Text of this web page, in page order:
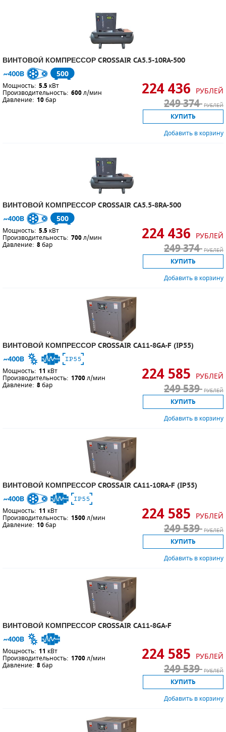
ВИНТОВОЙ КОМПРЕССОР CROSSAIR CA5.5-10RA-500
500
Мощность: 5.5 кВт
Производительность: 600л/мин
Давление: 10бар
224 436 РУБЛЕЙ
249 374 РУБЛЕЙ
КУПИТЬ
Добавить в корзину
ВИНТОВОЙ КОМПРЕССОР CROSSAIR CA5.5-8RA-500
500
Мощность: 5.5 кВт
Производительность: 700л/мин
Давление: 8бар
224 436 РУБЛЕЙ
249 374 РУБЛЕЙ
КУПИТЬ
Добавить в корзину
ВИНТОВОЙ КОМПРЕССОР CROSSAIR CA11-8GA-F (IP55)
Мощность: 11 кВт
Производительность: 1700л/мин
Давление: 8бар
224 585 РУБЛЕЙ
249 539 РУБЛЕЙ
КУПИТЬ
Добавить в корзину
ВИНТОВОЙ КОМПРЕССОР CROSSAIR CA11-10RA-F (IP55)
Мощность: 11 кВт
Производительность: 1500л/мин
Давление: 10бар
224 585 РУБЛЕЙ
249 539 РУБЛЕЙ
КУПИТЬ
Добавить в корзину
ВИНТОВОЙ КОМПРЕССОР CROSSAIR CA11-8GA-F
Мощность: 11 кВт
Производительность: 1700л/мин
Давление: 8бар
224 585 РУБЛЕЙ
249 539 РУБЛЕЙ
КУПИТЬ
Добавить в корзину